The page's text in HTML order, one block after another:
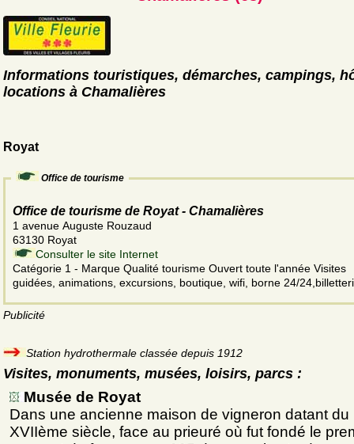
Informations touristiques, démarches, campings,
locations à Chamalières
Royat
Office de tourisme
Office de tourisme de Royat - Chamalières
1 avenue Auguste Rouzaud
63130 Royat
Consulter le site Internet
Catégorie 1 - Marque Qualité tourisme Ouvert toute l'année Visites
guidées, animations, excursions, boutique, wifi, borne 24/
Publicité
Station hydrothermale classée depuis 1912
Visites, monuments, musées, loisirs, parcs :
Musée de Royat
Dans une ancienne maison de vigneron datant du
XVIIème siècle, face au prieuré où fut fondé le